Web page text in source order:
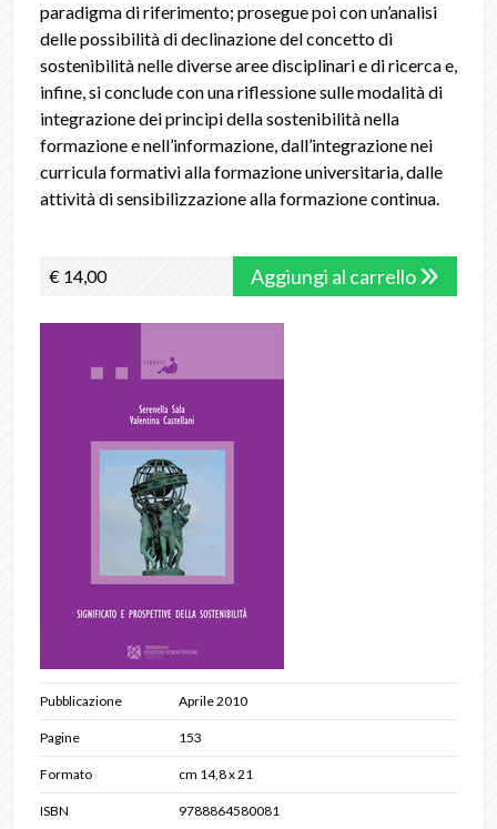
paradigma di riferimento; prosegue poi con un’analisi
delle possibilità di declinazione del concetto di
sostenibilità nelle diverse aree disciplinari e di ricerca e,
infine, si conclude con una riflessione sulle modalità di
integrazione dei principi della sostenibilità nella
formazione e nell’informazione, dall’integrazione nei
curricula formativi alla formazione universitaria, dalle
attività di sensibilizzazione alla formazione continua.
€ 14,00 Aggiungi al carrello
Pubblicazione Aprile 2010
Pagine 153
Formato cm 14,8 x 21
ISBN 9788864580081